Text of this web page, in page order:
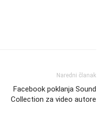
Naredni članak
Facebook poklanja Sound
Collection za video autore